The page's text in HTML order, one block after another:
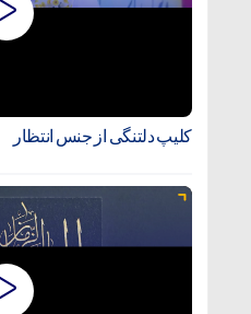
کلیپ دلتنگی از جنس انتظار